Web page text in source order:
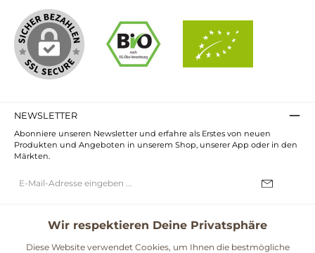
NEWSLETTER
Abonniere unseren Newsletter und erfahre als Erstes von neuen
Produkten und Angeboten in unserem Shop, unserer App oder in den
Märkten.
Mail-
UNSERE COMMUNITIES
Wir respektieren Deine Privatsphäre
Diese Website verwendet Cookies, um Ihnen die bestmögliche